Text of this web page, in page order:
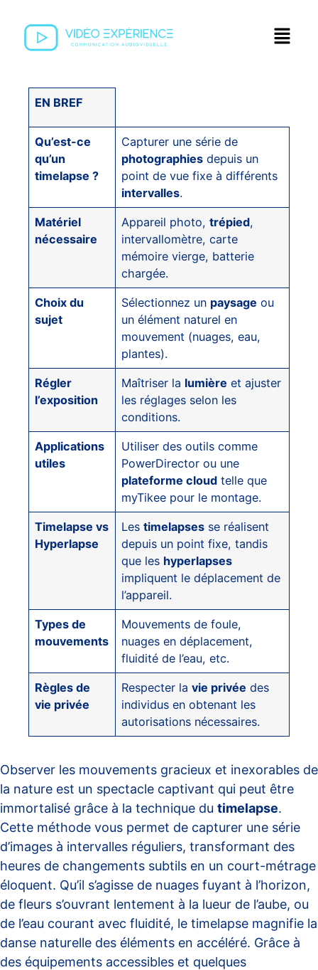
EN BREF
Qu’est-ce
qu’un
timelapse ?
Capturer une série de
photographies depuis un
point de vue fixe à différents
intervalles.
Matériel
nécessaire
Appareil photo,trépied,
intervallomètre, carte
mémoire vierge, batterie
chargée.
Choix du
sujet
Sélectionnez un paysage ou
un élément naturel en
mouvement (nuages, eau,
plantes).
Régler
l’exposition
Maîtriser la lumière et ajuster
les réglages selon les
conditions.
Applications
utiles
Utiliser des outils comme
PowerDirector ou une
plateforme cloud telle que
myTikee pour le montage.
Timelapse vs
Hyperlapse
Lestimelapses se réalisent
depuis un point fixe, tandis
que les hyperlapses
impliquent le déplacement de
l’appareil.
Types de
mouvements
Mouvements de foule,
nuages en déplacement,
fluidité de l’eau, etc.
Règles de
vie privée
Respecter lavie privée des
individus en obtenant les
autorisations nécessaires.
Observer les mouvements gracieux et inexorables de
la nature est un spectacle captivant qui peut être
immortalisé grâce à la technique du timelapse.
Cette méthode vous permet de capturer une série
d’images à intervalles réguliers, transformant des
heures de changements subtils en un court-métrage
éloquent. Qu’il s’agisse de nuages fuyant à l’horizon,
de fleurs s’ouvrant lentement à la lueur de l’aube, ou
de l’eau courant avec fluidité, le timelapse magnifie la
danse naturelle des éléments en accéléré. Grâce à
des équipements accessibles et quelques